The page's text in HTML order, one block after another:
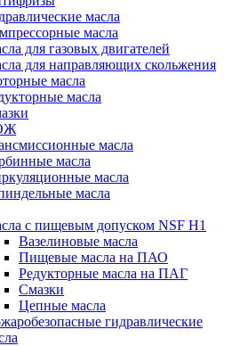
масла
масла
для газовых двигателей
для направляющих скольжения
масла
масла
масла
масла
масла
масла
с пищевым допуском NSF H1
Вазелиновые масла
Пищевые масла на ПАО
Редукторные масла на ПАГ
Смазки
Цепные масла
гидравлические